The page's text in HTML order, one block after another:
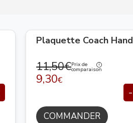
Plaquette Coach Hand
11,50€Prix de
comparaison
9,30€
COMMANDER